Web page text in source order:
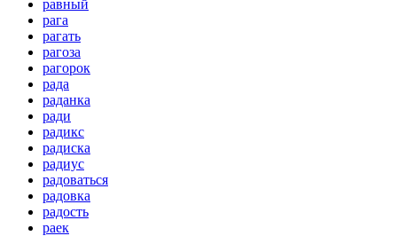
равный
рага
рагать
рагоза
рагорок
рада
раданка
ради
радикс
радиска
радиус
радоваться
радовка
радость
раек